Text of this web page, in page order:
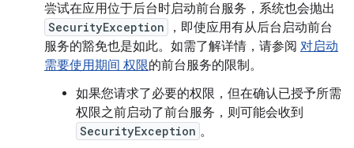
尝试在应用位于后台时启动前台服务，系统也会抛出
SecurityException
，即使应用有从后台启动前台
服务的豁免也是如此。如需了解详情，请参阅 对启动
需要使用期间 权限的前台服务的限制。
如果您请求了必要的权限，但在确认已授予所需
权限之前启动了前台服务，则可能会收到
SecurityException 。